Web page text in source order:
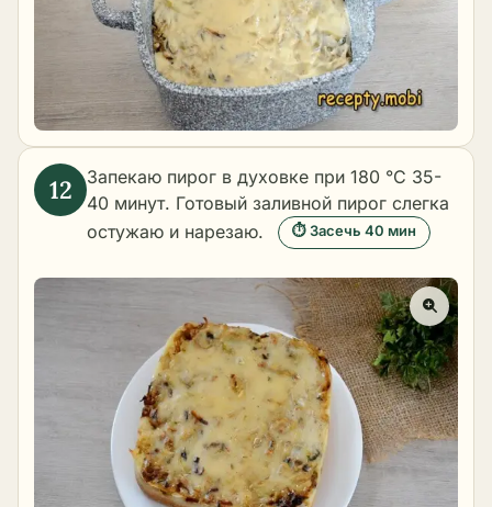
Запекаю пирог в духовке при 180 °C 35-
40 минут. Готовый заливной пирог слегка
остужаю и нарезаю.
⏱ Засечь 40 мин